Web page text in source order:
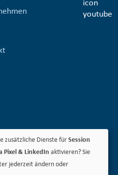
zusätzliche Dienste fürSession
Pixel & LinkedIn aktivieren? Sie
jederzeit ändern oder